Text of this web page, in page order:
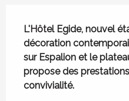
L'Hôtel Egide, nouvel
décoration
sur Espalion et le
propose des
convivialité.